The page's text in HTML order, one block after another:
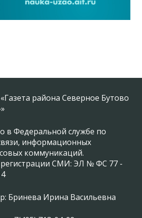
района Северное Бутово
в Федеральной службе по
информационных
коммуникаций.
регистрации СМИ: ЭЛ № ФС 77 -
Бринева Ирина Васильевна